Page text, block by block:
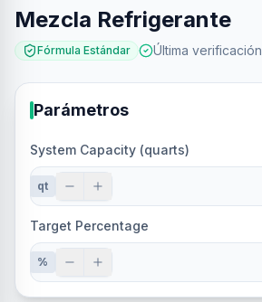
Mezcla Refrigerante
Fórmula Estándar Última verificación
Parámetros
System Capacity (quarts)
qt
Target Percentage
%